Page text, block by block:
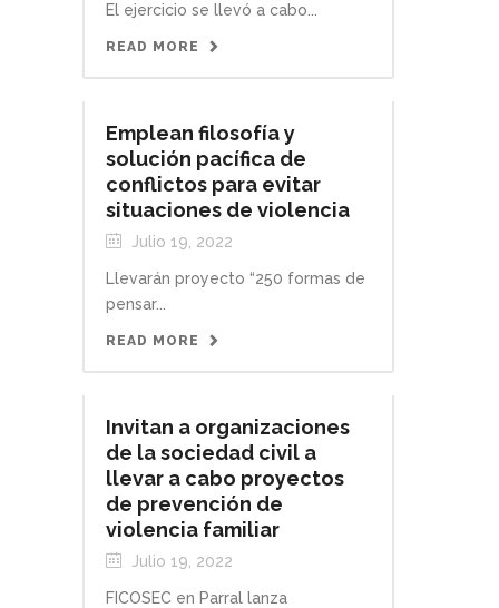
El ejercicio se llevó a cabo...
READ MORE
Emplean filosofía y
solución pacífica de
conflictos para evitar
situaciones de violencia
Julio 19, 2022
Llevarán proyecto “250 formas de
pensar...
READ MORE
Invitan a organizaciones
de la sociedad civil a
llevar a cabo proyectos
de prevención de
violencia familiar
Julio 19, 2022
FICOSEC en Parral lanza